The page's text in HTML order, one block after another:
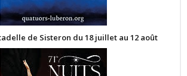
de Sisteron du 18 juillet au 12 août